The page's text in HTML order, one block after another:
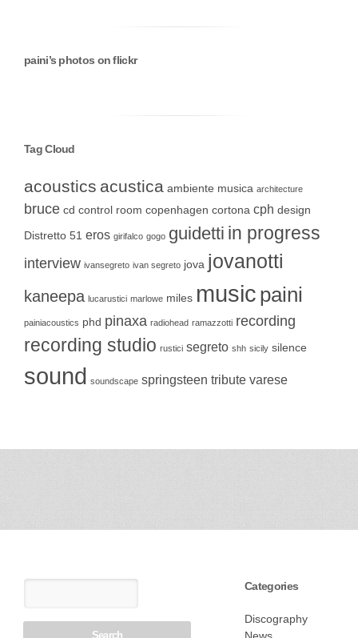
paini’s photos on flickr
Tag Cloud
acoustics acustica ambiente musica architecture
bruce cd control room copenhagen cortona cph design
Distretto 51 eros girifalco gogo guidetti in progress
interview ivansegreto ivan segreto jova jovanotti
kaneepa lucarustici marlowe miles music paini
painiacoustics phd pinaxa radiohead ramazzotti recording
recording studio rustici segreto shh sicily silence
sound soundscape springsteen tribute varese
Categories
Discography